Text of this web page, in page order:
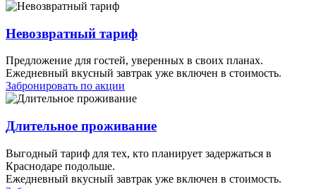
Невозвратный тариф
Предложение для гостей, уверенных в своих планах.
Ежедневный вкусный завтрак уже включен в стоимость.
Забронировать по акции
Длительное проживание
Выгодный тариф для тех, кто планирует задержаться в
Краснодаре подольше.
Ежедневный вкусный завтрак уже включен в стоимость.